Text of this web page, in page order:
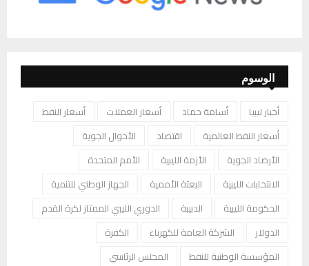
الوسوم
أخبار ليبيا أسامة حماد أسعار العملات
أسعار النفط
أسعار النفط العالمية
اقتصاد
الأحوال الجوية
الأرصاد الجوية
الأزمة الليبية
الأمم المتحدة
الانتخابات الليبية
البعثة الأممية
الجهاز الوطني للتنمية
الحكومة الليبية
الدبيبة
الدوري الليبي الممتاز لكرة القدم
الدولار
الشركة العامة للكهرباء
الكفرة
المؤسسة الوطنية للنفط
المجلس الرئاسي